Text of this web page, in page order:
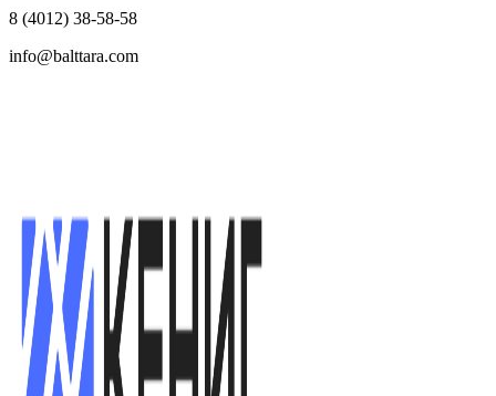
8 (4012) 38-58-58
info@balttara.com